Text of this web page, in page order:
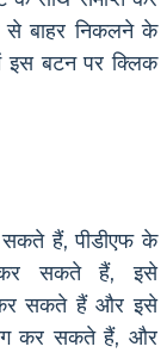
से बाहर निकलने के
इस बटन पर क्लिक
हैं, पीडीएफ के
सकते हैं, इसे
सकते हैं और इसे
कर सकते हैं, और